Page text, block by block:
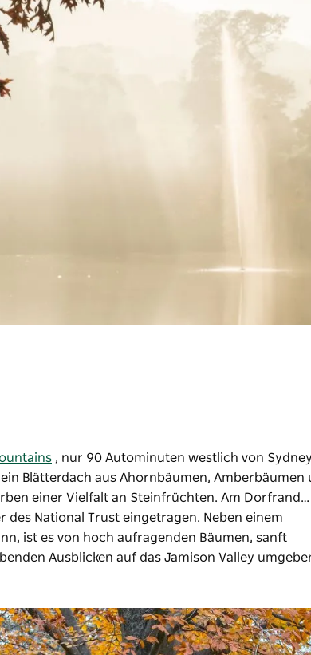
, nur 90 Autominuten westlich von
Blätterdach aus Ahornbäumen, Amberbäumen
einer Vielfalt an Steinfrüchten. Am Dorfrand…
des National Trust eingetragen. Neben einem
ist es von hoch aufragenden Bäumen, sanft
Ausblicken auf das Jamison Valley